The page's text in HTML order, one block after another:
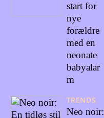
start for
nye
forældre
med en
neonate
babyalar
m
TRENDS
Neo noir: